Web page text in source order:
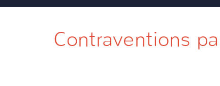
Contraventions